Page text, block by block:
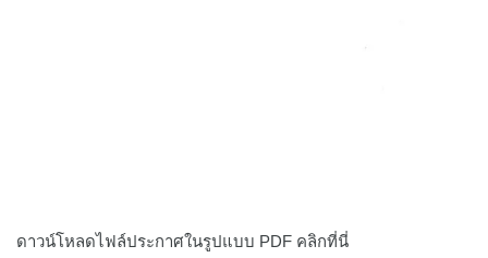
ดาวน์โหลดไฟล์ประกาศในรูปแบบ PDF คลิกที่นี่